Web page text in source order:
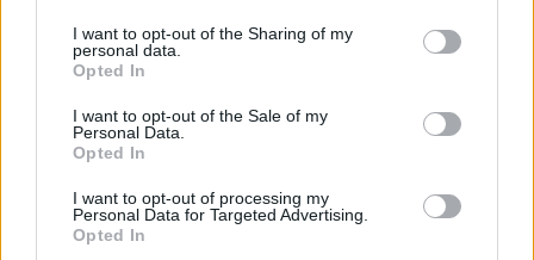
not limited to your visit or usage behaviour. You may click to
grant or deny consent to Google and its third-party tags to
use your data for below specified purposes in below Google
consent section.
I want to opt-out of the Sharing of my
personal data.
Opted In
I want to opt-out of the Sale of my
Personal Data.
Opted In
I want to opt-out of processing my
Personal Data for Targeted Advertising.
Opted In
166, 100 κλπ.)
Προμηθευτείτε φορητό ραδιόφωνο με
μπαταρίες, φακό και βαλιτσάκι πρώτων
βοηθειών.
Έξω από το σπίτι